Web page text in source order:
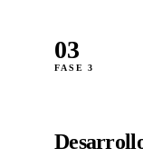
03
FASE 3